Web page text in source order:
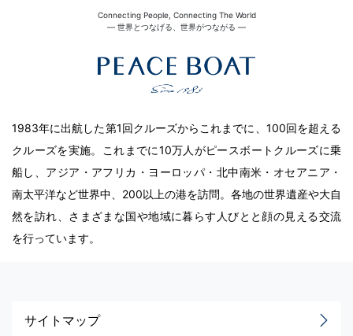
Connecting People, Connecting The World
― 世界とつなげる、世界がつながる ―
1983年に出航した第1回クルーズからこれまでに、100回を超える
クルーズを実施。これまでに10万人がピースボートクルーズに乗
船し、アジア・アフリカ・ヨーロッパ・北中南米・オセアニア・
南太平洋など世界中、200以上の港を訪問。各地の世界遺産や大自
然を訪れ、さまざまな国や地域に暮らす人びとと顔の見える交流
を行っています。
サイトマップ